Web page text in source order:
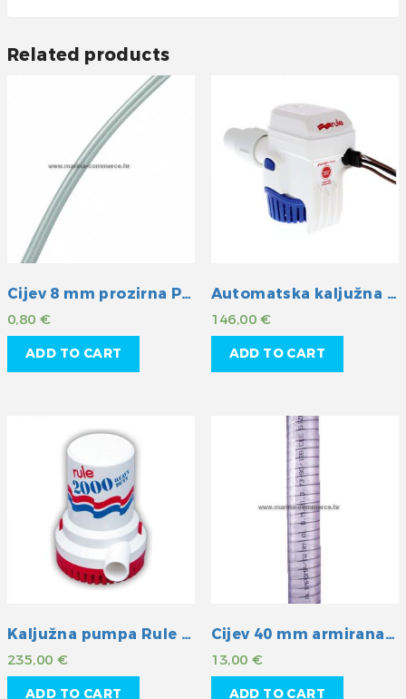
Related products
Cijev 8 mm prozirna PVC
0,80 €
ADD TO CART
Automatska kaljužna pumpa 500GPH 12V
146,00€
ADD TO CART
Kaljužna pumpa Rule 2000GPH 24V
235,00 €
ADD TO CART
Cijev 40 mm armirana žicom
13,00€
ADD TO CART